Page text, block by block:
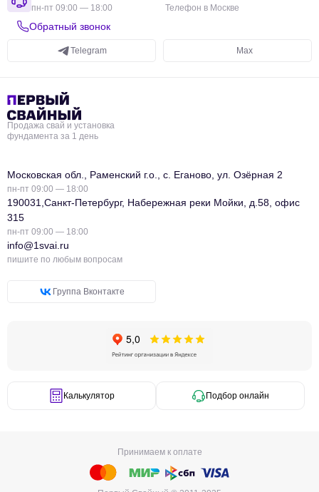
пн-пт 09:00 — 18:00 Телефон в Москве
Telegram Max
Обратный звонок
Продажа свай и установка
фундамента за 1 день
Московская обл., Раменский г.о., с. Еганово, ул. Озёрная 2
пн-пт 09:00 — 18:00
190031,Санкт-Петербург, Набережная реки Мойки, д.58, офис
315
пн-пт 09:00 — 18:00
info@1svai.ru
пишите по любым вопросам
Группа Вконтакте
Калькулятор Подбор онлайн
Принимаем к оплате